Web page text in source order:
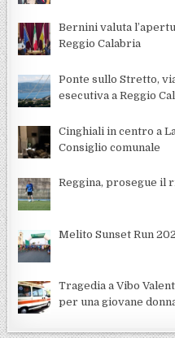
Bernini valuta
Reggio Calabria
Ponte sullo Stretto,
esecutiva a Reggio
Cinghiali in centro a
Consiglio comunale
Reggina, prosegue il
Melito Sunset Run
Tragedia a Vibo
per una giovane